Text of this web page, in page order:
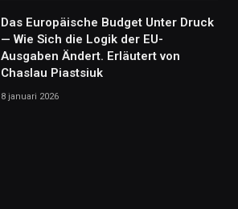
Das Europäische Budget Unter Druck
— Wie Sich die Logik der EU-
Ausgaben Ändert. Erläutert von
Chaslau Piastsiuk
8 januari 2026